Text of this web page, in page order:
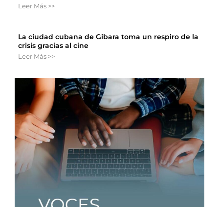
Leer Más >>
La ciudad cubana de Gibara toma un respiro de la
crisis gracias al cine
Leer Más >>